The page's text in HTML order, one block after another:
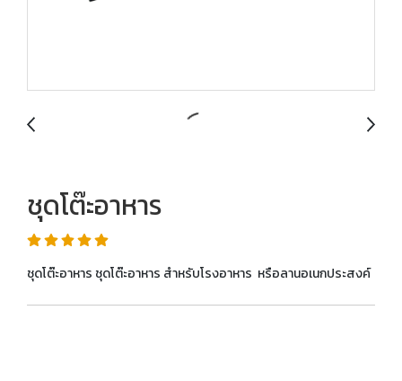
ชุดโต๊ะอาหาร
ชุดโต๊ะอาหาร ชุดโต๊ะอาหาร สำหรับโรงอาหาร หรือลานอเนกประสงค์